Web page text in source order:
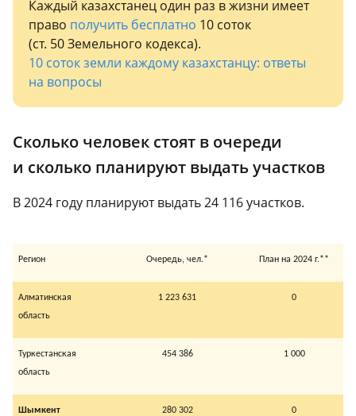
Каждый казахстанец один раз в жизни имеет
право получить бесплатно 10 соток
(ст. 50 Земельного кодекса).
10 соток земли каждому казахстанцу: ответы
на вопросы
Сколько человек стоят в очереди
и сколько планируют выдать участков
В 2024 году планируют выдать 24 116 участков.
Регион Очередь, чел.* План на 2024 г.**
Алматинская
область
1 223 631 0
Туркестанская
область
454 386 1 000
Шымкент 280 302 0